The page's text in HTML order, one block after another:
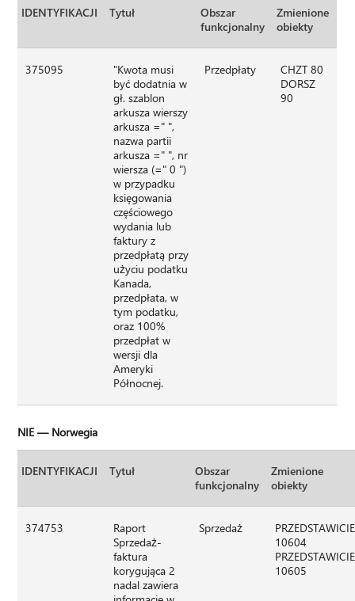
IDENTYFIKACJI Tytuł
Obszar
funkcjonalny
Zmienione
obiekty
375095
"Kwota musi
być dodatnia w
gł. szablon
arkusza wierszy
arkusza =" ",
nazwa partii
arkusza =" ", nr
wiersza (=" 0 ")
w przypadku
księgowania
częściowego
wydania lub
faktury z
przedpłatą przy
użyciu podatku
Kanada,
przedpłata, w
tym podatku,
oraz 100%
przedpłat w
wersji dla
Ameryki
Północnej.
Przedpłaty
CHZT 80
DORSZ
90
NIE — Norwegia
IDENTYFIKACJI Tytuł
Obszar
funkcjonalny
Zmienione
obiekty
374753
Raport
Sprzedaż-
faktura
korygująca 2
nadal zawiera
Sprzedaż
10604
10605